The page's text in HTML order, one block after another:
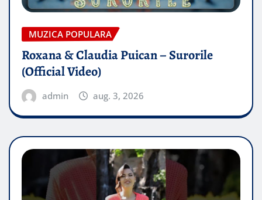
MUZICA POPULARA
Roxana & Claudia Puican – Surorile
(Official Video)
admin aug. 3, 2026